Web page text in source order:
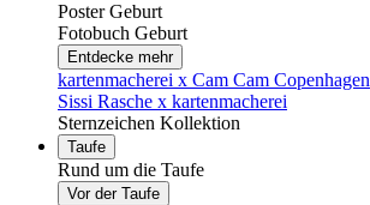
Poster Geburt
Fotobuch Geburt
Entdecke mehr
kartenmacherei x Cam Cam Copenhagen
Sissi Rasche x kartenmacherei
Sternzeichen Kollektion
Taufe
Rund um die Taufe
Vor der Taufe